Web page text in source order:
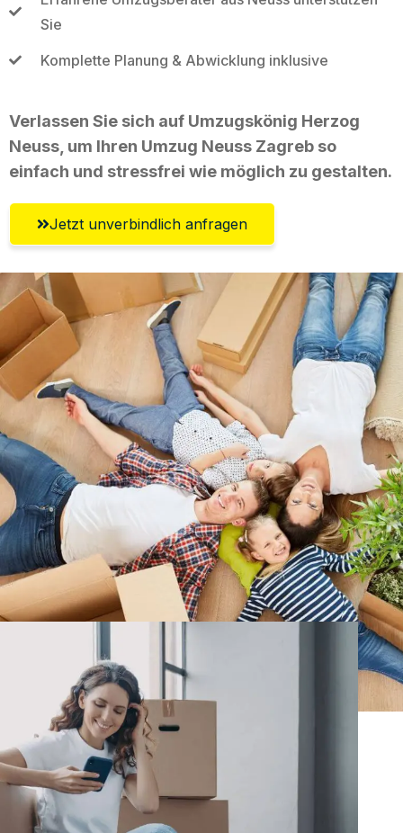
Sie
Komplette Planung & Abwicklung inklusive
Verlassen Sie sich auf Umzugskönig Herzog
Neuss, um Ihren Umzug Neuss Zagreb so
einfach und stressfrei wie möglich zu gestalten.
Jetzt unverbindlich anfragen